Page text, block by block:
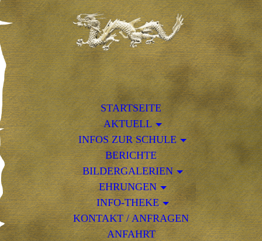
STARTSEITE
AKTUELL
INFOS ZUR SCHULE
BERICHTE
BILDERGALERIEN
EHRUNGEN
INFO-THEKE
KONTAKT / ANFRAGEN
ANFAHRT